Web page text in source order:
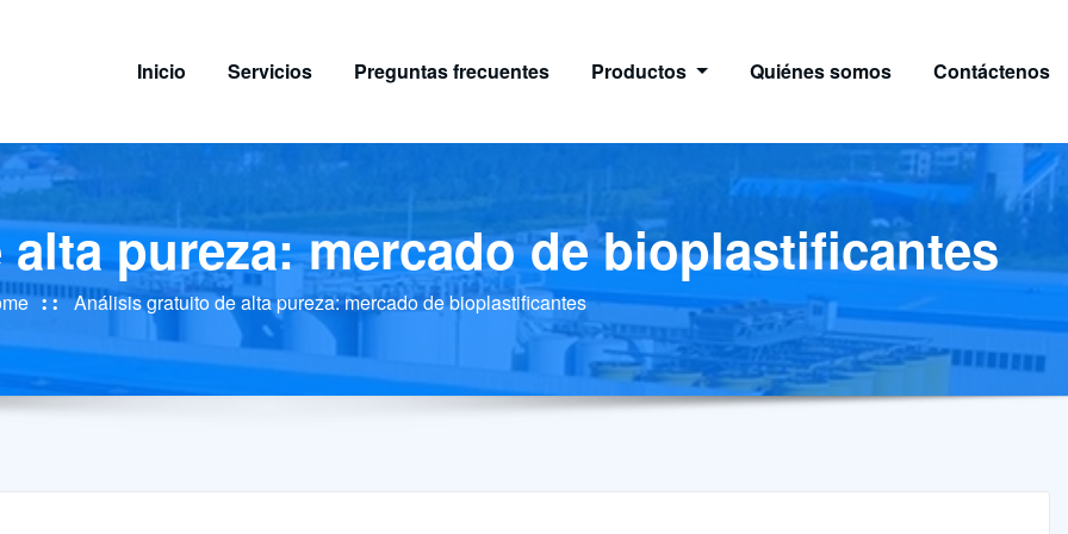
Inicio Servicios Preguntas frecuentes Productos Quiénes somos Contáctenos
pureza: mercado de bioplastificantes
Análisis gratuito de alta pureza: mercado de bioplastificantes